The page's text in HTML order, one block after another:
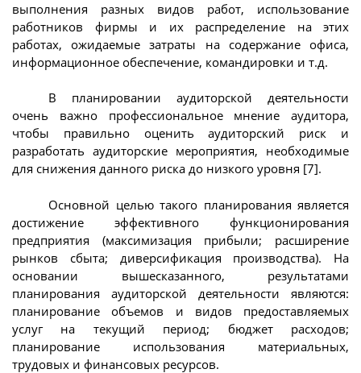
выполнения разных видов работ, использование
работников фирмы и их распределение на этих
работах, ожидаемые затраты на содержание офиса,
информационное обеспечение, командировки и т.д.
В планировании аудиторской деятельности
очень важно профессиональное мнение аудитора,
чтобы правильно оценить аудиторский риск и
разработать аудиторские мероприятия, необходимые
для снижения данного риска до низкого уровня [7].
Основной целью такого планирования является
достижение эффективного функционирования
предприятия (максимизация прибыли; расширение
рынков сбыта; диверсификация производства). На
основании вышесказанного, результатами
планирования аудиторской деятельности являются:
планирование объемов и видов предоставляемых
услуг на текущий период; бюджет расходов;
планирование использования материальных,
трудовых и финансовых ресурсов.